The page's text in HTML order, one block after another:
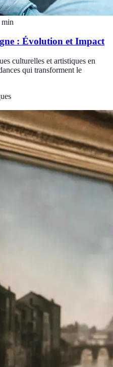
min
: Évolution et Impact
culturelles et artistiques en
qui transforment le